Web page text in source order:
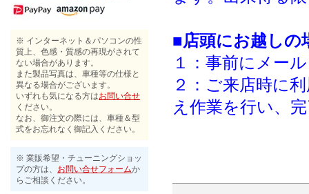
※ インターネット＆パソコンの性
質上、色感・質感の再現がされて
ない場合があります。
また製品写真は、車種等の仕様と
異なる場合がございます。
いずれも気になる方はお問い合せ
ください。
なお、御注文の際には、車種＆型
式をお忘れなく御記入ください。
※ 業販希望・チューニングショッ
プの方は、 お問い合せフォームか
らご相談ください。
■店頭にお越しの
１：事前にメー
２：ご来店時に
え作業を行い、